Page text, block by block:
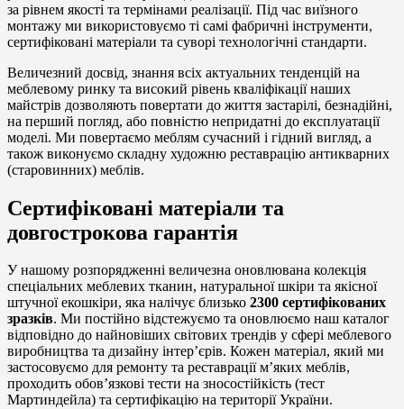
за рівнем якості та термінами реалізації. Під час виїзного
монтажу ми використовуємо ті самі фабричні інструменти,
сертифіковані матеріали та суворі технологічні стандарти.
Величезний досвід, знання всіх актуальних тенденцій на
меблевому ринку та високий рівень кваліфікації наших
майстрів дозволяють повертати до життя застарілі, безнадійні,
на перший погляд, або повністю непридатні до експлуатації
моделі. Ми повертаємо меблям сучасний і гідний вигляд, а
також виконуємо складну художню реставрацію антикварних
(старовинних) меблів.
Сертифіковані матеріали та
довгострокова гарантія
У нашому розпорядженні величезна оновлювана колекція
спеціальних меблевих тканин, натуральної шкіри та якісної
штучної екошкіри, яка налічує близько 2300 сертифікованих
зразків. Ми постійно відстежуємо та оновлюємо наш каталог
відповідно до найновіших світових трендів у сфері меблевого
виробництва та дизайну інтер’єрів. Кожен матеріал, який ми
застосовуємо для ремонту та реставрації м’яких меблів,
проходить обов’язкові тести на зносостійкість (тест
Мартиндейла) та сертифікацію на території України.